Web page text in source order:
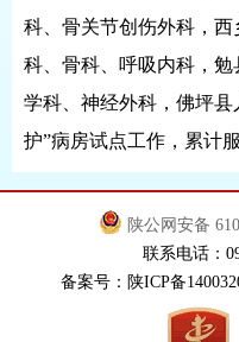
科、骨关节创伤外科，
科、骨科、呼吸内科，
学科、神经外科，佛坪
护”病房试点工作，累计
陕公网安备
联系电话：
备案号：陕ICP备